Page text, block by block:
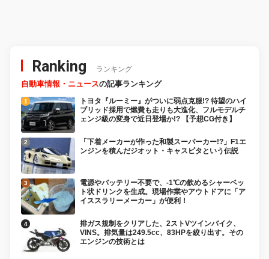
Ranking ランキング
自動車情報・ニュースの記事ランキング
トヨタ『ルーミー』がついに弱点克服!? 待望のハイ
ブリッド採用で燃費も走りも大進化、フルモデルチ
ェンジ級の変身で近日登場か!? 【予想CG付き】
「下着メーカーが作った和製スーパーカー!?」F1エ
ンジンを積んだジオット・キャスピタという伝説
電源やバッテリー不要で、-1℃の飲めるシャーベッ
ト状ドリンクを生成。現場作業やアウトドアに「ア
イススラリーメーカー」が便利！
排ガス規制をクリアした、2ストVツインバイク、
VINS。排気量は249.5cc、83HPを絞り出す。その
エンジンの技術とは